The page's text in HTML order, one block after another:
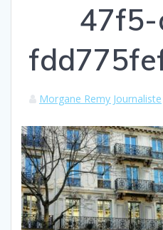
Morgane Remy Journaliste